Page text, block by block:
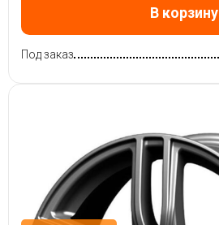
В корзину
Под заказ